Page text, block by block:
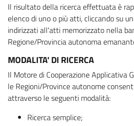
Il risultato della ricerca effettuata è
elenco di uno o più atti, cliccando su
indirizzati all'atti memorizzato nella
Regione/Provincia autonoma
MODALITA' DI RICERCA
Il Motore di Cooperazione Applicativa
le Regioni/Province autonome
attraverso le seguenti modalità:
Ricerca semplice;